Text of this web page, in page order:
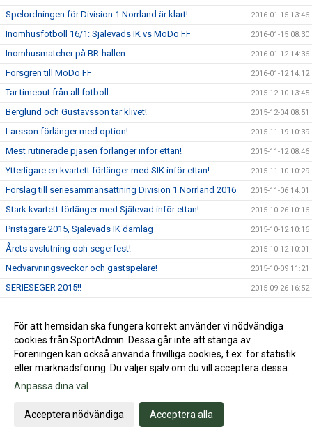
Spelordningen för Division 1 Norrland är klart! 2016-01-15 13:46
Inomhusfotboll 16/1: Själevads IK vs MoDo FF 2016-01-15 08:30
Inomhusmatcher på BR-hallen 2016-01-12 14:36
Forsgren till MoDo FF 2016-01-12 14:12
Tar timeout från all fotboll 2015-12-10 13:45
Berglund och Gustavsson tar klivet! 2015-12-04 08:51
Larsson förlänger med option! 2015-11-19 10:39
Mest rutinerade pjäsen förlänger inför ettan! 2015-11-12 08:46
Ytterligare en kvartett förlänger med SIK inför ettan! 2015-11-10 10:29
Förslag till seriesammansättning Division 1 Norrland 2016 2015-11-06 14:01
Stark kvartett förlänger med Själevad inför ettan! 2015-10-26 10:16
Pristagare 2015, Själevads IK damlag 2015-10-12 10:16
Årets avslutning och segerfest! 2015-10-12 10:01
Nedvarvningsveckor och gästspelare! 2015-10-09 11:21
SERIESEGER 2015!! 2015-09-26 16:52
Säker vinst i derbyt! 2015-09-19 17:10
Avspark: MoDo FF - Själevads IK 2015-09-19 08:43
Chansen till serieseger har ökat! 2015-09-17 13:51
Tabellen inför upplösningen!
Varsin halvlek gav oavgjort i toppmötet!
Avspark: Umeå IK FF 2 - Själevads IK
För att hemsidan ska fungera korrekt använder vi nödvändiga
cookies från SportAdmin. Dessa går inte att stänga av.
Föreningen kan också använda frivilliga cookies, t.ex. för statistik
eller marknadsföring. Du väljer själv om du vill acceptera dessa.
Anpassa dina val
Acceptera nödvändiga Acceptera alla